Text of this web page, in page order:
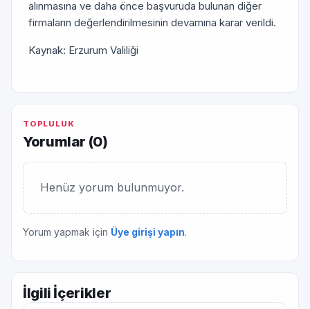
alınmasına ve daha önce başvuruda bulunan diğer
firmaların değerlendirilmesinin devamına karar verildi.
Kaynak: Erzurum Valiliği
TOPLULUK
Yorumlar (0)
Henüz yorum bulunmuyor.
Yorum yapmak için Üye girişi yapın.
İlgili İçerikler